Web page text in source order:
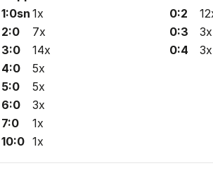
1:0sn 1x
2:0
7x
3:0
14x
4:0
5x
5:0
5x
6:0
3x
7:0
1x
10:0 1x
0:2
0:3
3x
0:4
3x